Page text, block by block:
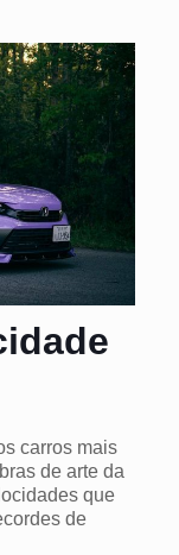
carros mais
de arte da
que
de